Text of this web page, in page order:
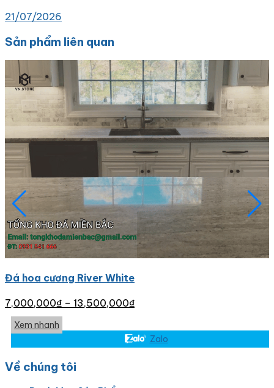
21/07/2026
Sản phẩm liên quan
Đá hoa cương River White
7,000,000₫ – 13,500,000₫
Xem nhanh
Zalo
Về chúng tôi